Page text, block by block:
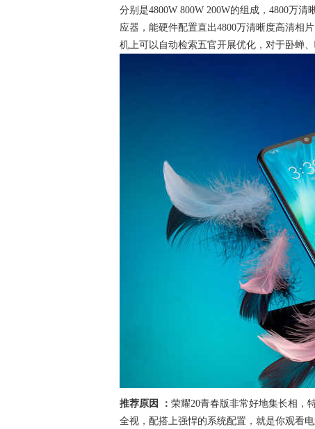
分别是4800W 800W 200W的组成，4800万
应器，能硬件配置直出4800万清晰度高清相
机上可以自动检索五官开展优化，对于卧蝉
推荐原因 ： 荣耀20青春版非常好地集长相，
全视，配搭上强悍的系统配置，就是你观看